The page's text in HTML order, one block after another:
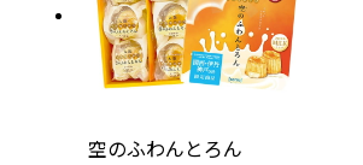
空のふわんとろん